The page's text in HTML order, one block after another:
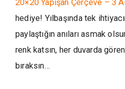
20×20 Yapışan Çerçeve – 3
hediye! Yılbaşında tek
paylaştığın anıları asmak
renk katsın, her duvarda
bıraksın…